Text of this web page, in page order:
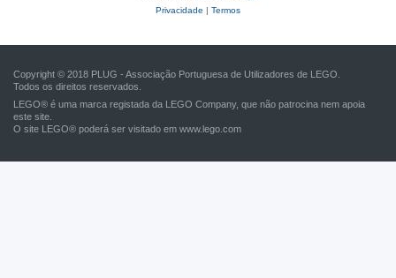
Privacidade | Termos
Copyright © 2018 PLUG - Associação Portuguesa de Utilizadores de LEGO.
Todos os direitos reservados.
LEGO® é uma marca registada da LEGO Company, que não patrocina nem apoia
este site.
O site LEGO® poderá ser visitado em www.lego.com